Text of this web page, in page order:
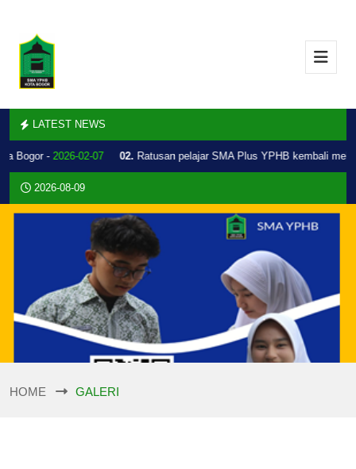
LATEST NEWS
Bogor -2026-02-07 02.Ratusan pelajar SMA Plus YPHB kembali
2026-08-09
HOME GALERI